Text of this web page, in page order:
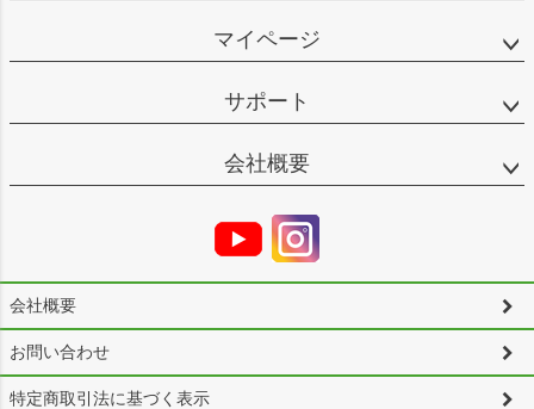
マイページ
サポート
会社概要
会社概要
お問い合わせ
特定商取引法に基づく表示